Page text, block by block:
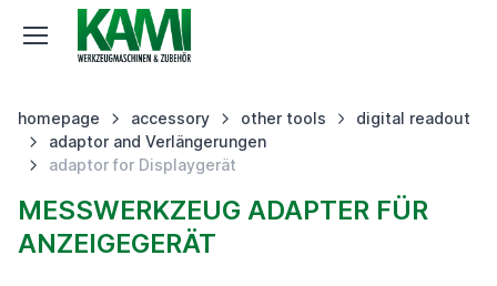
homepage accessory other tools
digital readout
adaptor and Verlängerungen
adaptor for Displaygerät
MESSWERKZEUG ADAPTER FÜR A
NZEIGEGERÄT